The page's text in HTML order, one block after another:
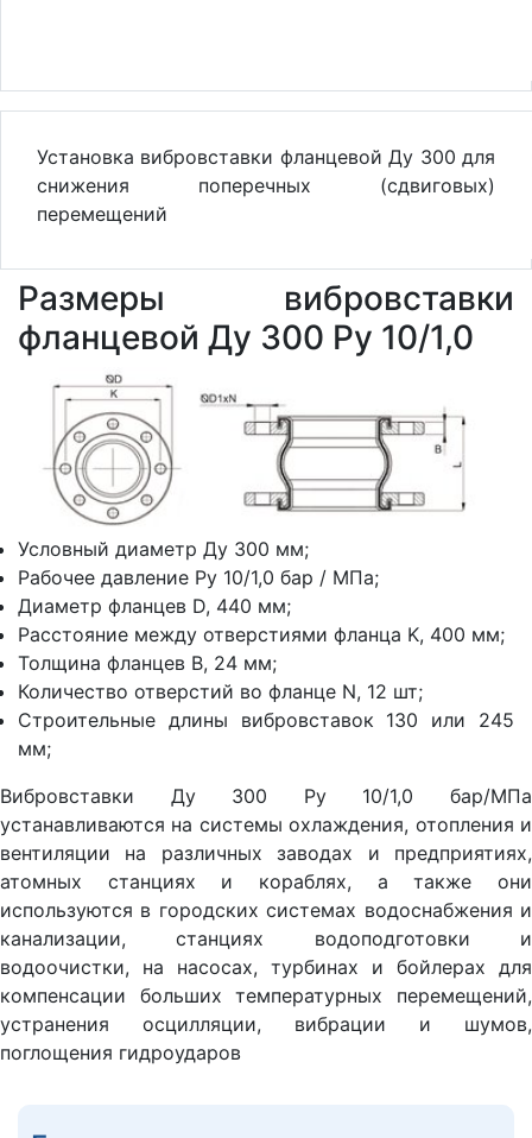
Установка вибровставки фланцевой Ду 300 для
снижения поперечных (сдвиговых)
перемещений
Размеры вибровставки
фланцевой Ду 300 Ру 10/1,0
Условный диаметр Ду 300 мм;
Рабочее давление Ру 10/1,0 бар / МПа;
Диаметр фланцев D, 440 мм;
Расстояние между отверстиями фланца K, 400 мм;
Толщина фланцев В, 24 мм;
Количество отверстий во фланце N, 12 шт;
Строительные длины вибровставок 130 или 245
мм;
Вибровставки Ду 300 Ру 10/1,0 бар/МПа
устанавливаются на системы охлаждения, отопления и
вентиляции на различных заводах и предприятиях,
атомных станциях и кораблях, а также они
используются в городских системах водоснабжения и
канализации, станциях водоподготовки и
водоочистки, на насосах, турбинах и бойлерах для
компенсации больших температурных перемещений,
устранения осцилляции, вибрации и шумов,
поглощения гидроударов